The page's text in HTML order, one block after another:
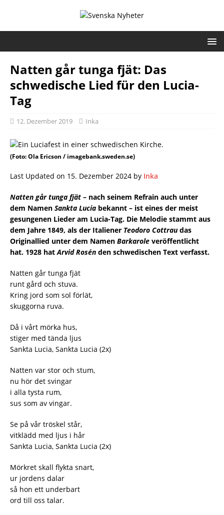
Natten går tunga fjät: Das
schwedische Lied für den Lucia-
Tag
12. Dezember 2019 Inka
(Foto: Ola Ericson / imagebank.sweden.se)
Last Updated on 15. Dezember 2024 by Inka
Natten går tunga fjät – nach seinem Refrain auch unter
dem Namen Sankta Lucia bekannt – ist eines der meist
gesungenen Lieder am Lucia-Tag. Die Melodie stammt aus
dem Jahre 1849, als der Italiener Teodoro Cottraudas
Originallied unter dem Namen Barkarole veröffentlicht
hat. 1928 hatArvid Rosén den schwedischen Text verfasst.
Natten går tunga fjät
runt gård och stuva.
Kring jord som sol förlät,
skuggorna ruva.
Då i vårt mörka hus,
stiger med tända ljus
Sankta Lucia, Sankta Lucia (2x)
Natten var stor och stum,
nu hör det svingar
i alla tysta rum,
sus som av vingar.
Se på vår tröskel står,
vitklädd med ljus i hår
Sankta Lucia, Sankta Lucia (2x)
Mörkret skall flykta snart,
ur jordens dalar
så hon ett underbart
ord till oss talar.